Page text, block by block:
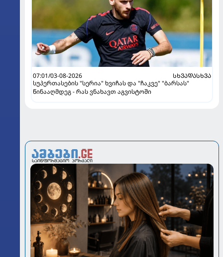
07:01/03-08-2026
ᲡᲮᲕᲐᲓᲐᲡᲮᲕᲐ
სუპერთასების "სერია" ხვიჩას და "ჩაკვე" "ბარსას"
წინააღმდეგ - რას ვნახავთ აგვისტოში